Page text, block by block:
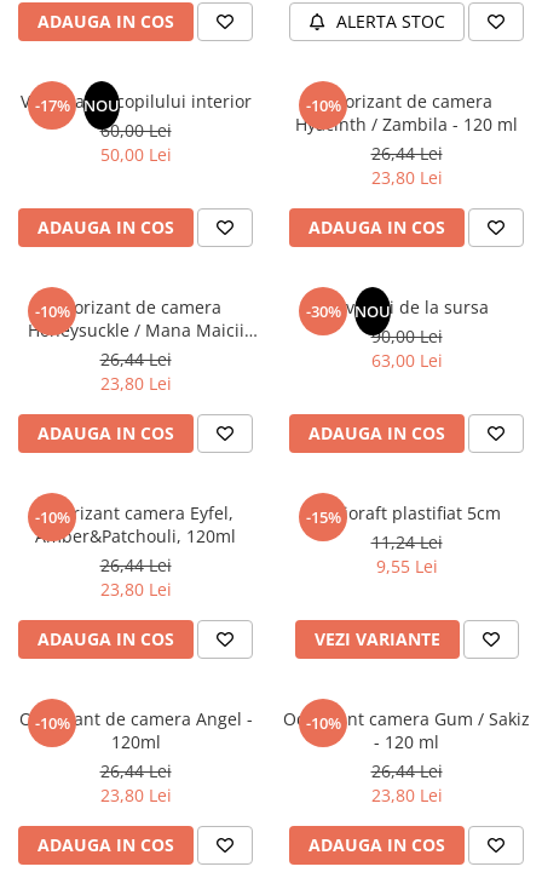
Masaj
Medicina & Farmacie
Medicina Pentru Toti
Sport
Terapii Alternative
AudioBook
Beletristica
Biografii, Memorii, Jurnale
Carti erotice
Adult
Crime, Thriller, Mistery
Literatura Romana
Poezie
romantice
Senzatii/Dragoste
Senzatii/Erotic
Senzatii/Thriller
ADAUGA IN COS ALERTA STOC
-17% NOU
Vindecarea copilului interior
60,00 Lei
50,00 Lei
ADAUGA IN COS
-10%
Odorizant de camera
Hyacinth / Zambila - 120 ml
26,44 Lei
23,80 Lei
ADAUGA IN COS
-10%
Odorizant de camera
Honeysuckle / Mana Maicii
Domnului - 120 ml
26,44 Lei
23,80 Lei
ADAUGA IN COS
-30% NOU
Revelatii de la sursa
90,00 Lei
63,00 Lei
ADAUGA IN COS
-10%
Odorizant camera Eyfel,
Amber&Patchouli, 120ml
26,44 Lei
23,80 Lei
ADAUGA IN COS
-15%
Biblioraft plastifiat 5cm
11,24 Lei
9,55 Lei
VEZI VARIANTE
-10%
Odorizant de camera Angel -
120ml
26,44 Lei
23,80 Lei
ADAUGA IN COS
-10%
Odorizant camera Gum / Sakiz
- 120 ml
26,44 Lei
23,80 Lei
ADAUGA IN COS